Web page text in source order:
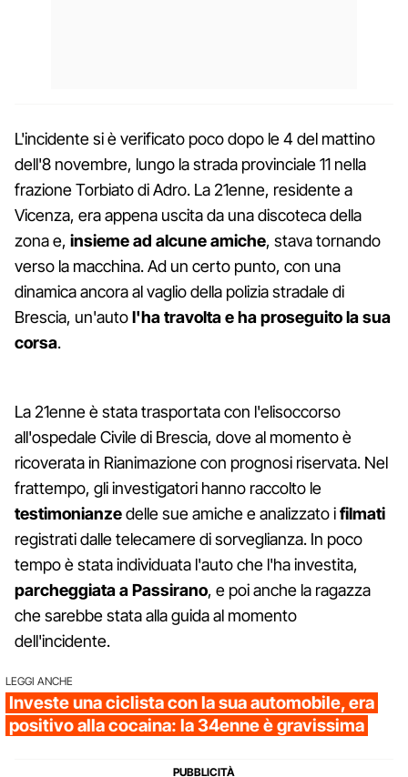
L'incidente si è verificato poco dopo le 4 del mattino
dell'8 novembre, lungo la strada provinciale 11 nella
frazione Torbiato di Adro. La 21enne, residente a
Vicenza, era appena uscita da una discoteca della
zona e, insieme ad alcune amiche, stava tornando
verso la macchina. Ad un certo punto, con una
dinamica ancora al vaglio della polizia stradale di
Brescia, un'autol'ha travolta e ha proseguito la sua
corsa.
La 21enne è stata trasportata con l'elisoccorso
all'ospedale Civile di Brescia, dove al momento è
ricoverata in Rianimazione con prognosi riservata. Nel
frattempo, gli investigatori hanno raccolto le
testimonianzedelle sue amiche e analizzato ifilmati
registrati dalle telecamere di sorveglianza. In poco
tempo è stata individuata l'auto che l'ha investita,
parcheggiata a Passirano, e poi anche la ragazza
che sarebbe stata alla guida al momento
dell'incidente.
LEGGI ANCHE
Investe una ciclista con la sua automobile, era
positivo alla cocaina: la 34enne è gravissima